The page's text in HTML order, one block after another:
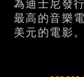
為迪士尼發
最高的音樂
美元的電影。